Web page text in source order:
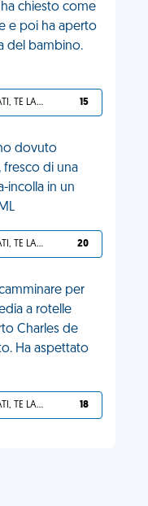
chiesto come
e poi ha aperto
del bambino.
SVEGLIATI, TE LA SEI CERCATA! 15
dovuto
fresco di una
incolla in un
SVEGLIATI, TE LA SEI CERCATA! 20
per
a rotelle
Charles de
Ha aspettato
SVEGLIATI, TE LA SEI CERCATA! 18